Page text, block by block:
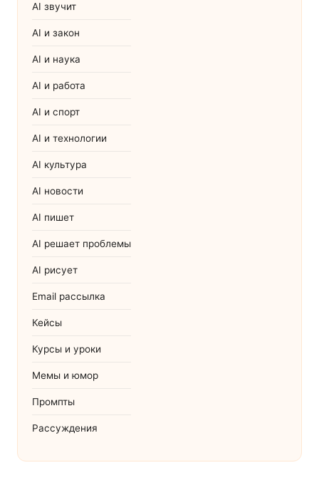
AI звучит
AI и закон
AI и наука
AI и работа
AI и спорт
AI и технологии
AI культура
AI новости
AI пишет
AI решает проблемы
AI рисует
Email рассылка
Кейсы
Курсы и уроки
Мемы и юмор
Промпты
Рассуждения